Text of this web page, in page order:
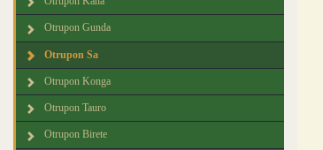
Otrupon Gunda
Otrupon Sa
Otrupon Konga
Otrupon Tauro
Otrupon Birete